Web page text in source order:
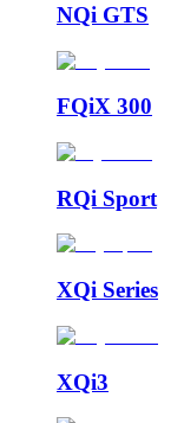
NQi GTS
FQiX 300
RQi Sport
XQi Series
XQi3